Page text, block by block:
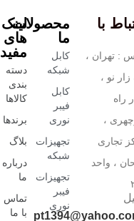
با
: تهران ،
زار نو ،
راه
،
تجاری
، واحد
محصولات
ما
کابل
شبکه
کابل
فیبر
نوری
تجهیزات
شبکه
تجهیزات
فیبر
نوری
لینک
های
مفید
دسته
بندی
کالاها
برندها
بلاگ
درباره
ما
تماس
با ما